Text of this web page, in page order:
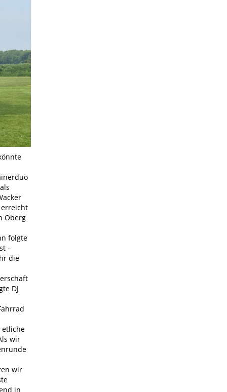
erreicht
Oberg
folgte
–
die
DJ
etliche
wir
wir
in